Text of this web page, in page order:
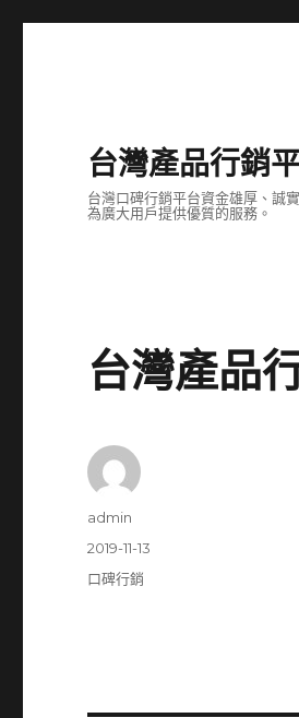
台灣產品行銷
台灣口碑行銷平台資金雄厚、誠
為廣大用戶提供優質的服務。
台灣產品
作
admin
發
2019-11-13
分
口碑行銷